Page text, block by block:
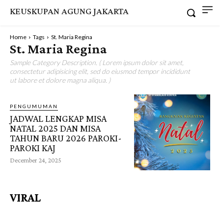
KEUSKUPAN AGUNG JAKARTA
Home Tags St. Maria Regina
St. Maria Regina
Sample Category Description. ( Lorem ipsum dolor sit amet,
consectetur adipisicing elit, sed do eiusmod tempor incididunt
ut labore et dolore magna aliqua. )
PENGUMUMAN
JADWAL LENGKAP MISA
NATAL 2025 DAN MISA
TAHUN BARU 2026 PAROKI-
PAROKI KAJ
December 24, 2025
VIRAL